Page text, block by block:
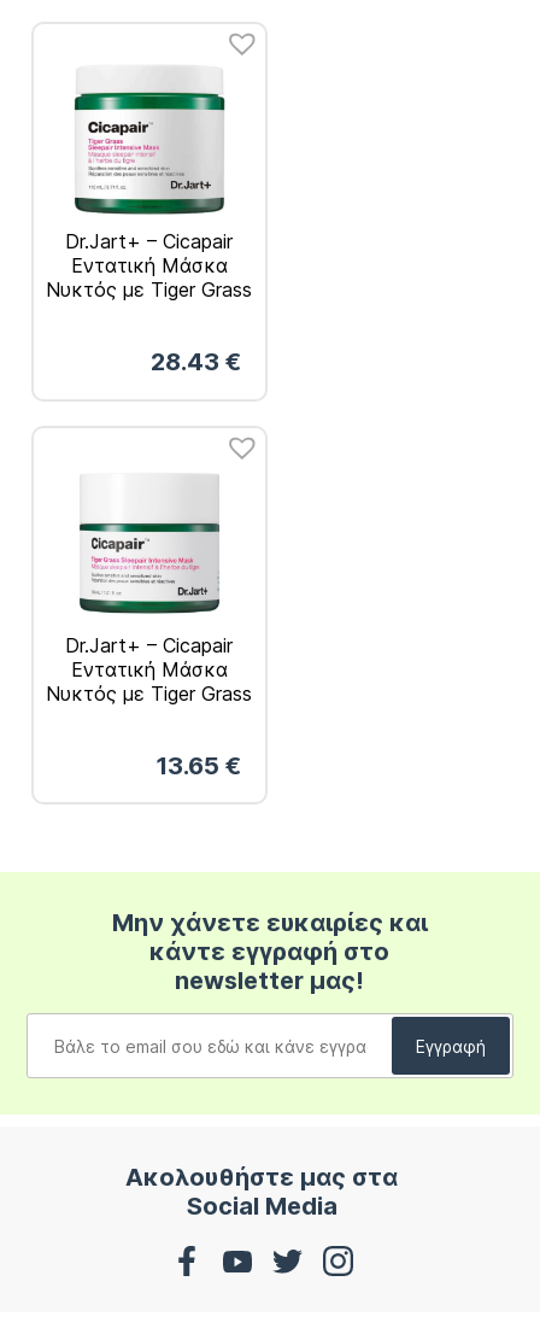
Dr.Jart+ – Cicapair
Εντατική Μάσκα
Νυκτός με Tiger Grass
28.43 €
Dr.Jart+ – Cicapair
Εντατική Μάσκα
Νυκτός με Tiger Grass
13.65 €
Μην χάνετε ευκαιρίες και
κάντε εγγραφή στο
newsletter μας!
Ακολουθήστε μας στα
Social Media